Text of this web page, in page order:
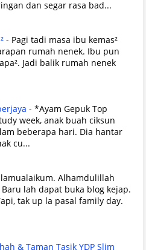
dan segar rasa bad...
- Pagi tadi masa ibu kemas²
rumah nenek. Ibu pun
Jadi balik rumah nenek
- *Ayam Gepuk Top
week, anak buah ciksun
beberapa hari. Dia hantar
cu...
Alhamdulillah
lah dapat buka blog kejap.
tak up la pasal family day.
& Taman Tasik YDP Slim